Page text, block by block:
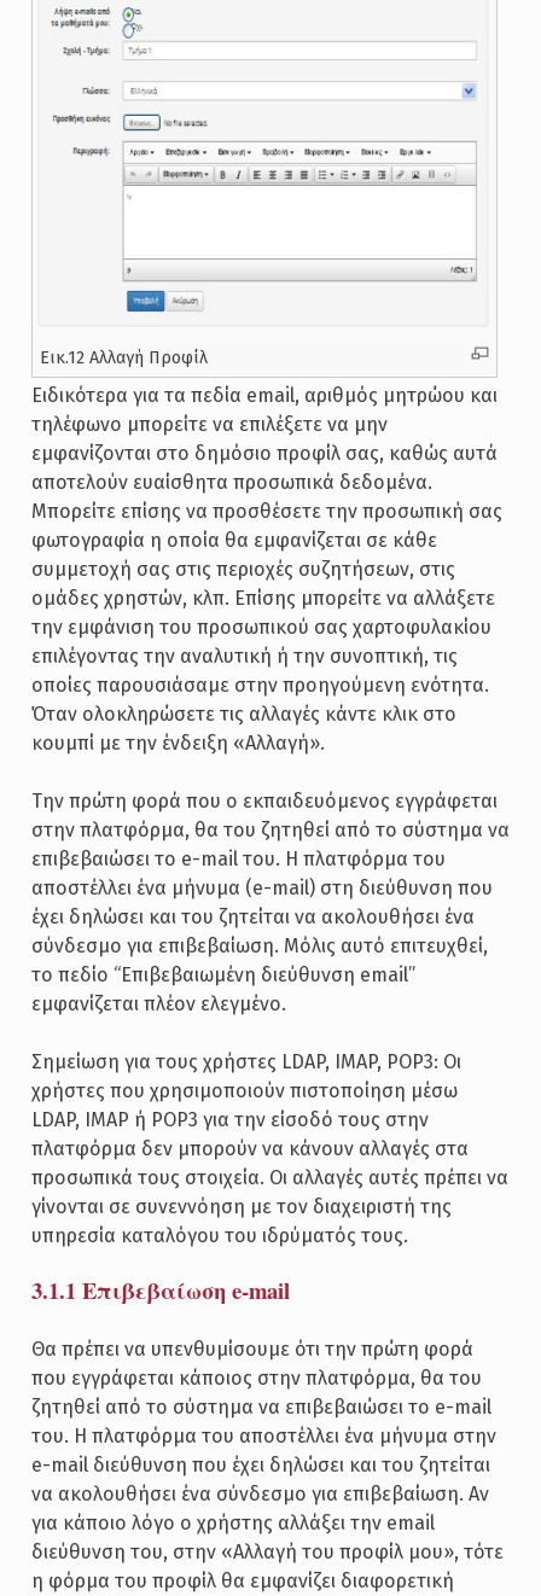
Εικ.12 Αλλαγή Προφίλ
Ειδικότερα για τα πεδία email, αριθμός μητρώου και
τηλέφωνο μπορείτε να επιλέξετε να μην
εμφανίζονται στο δημόσιο προφίλ σας, καθώς αυτά
αποτελούν ευαίσθητα προσωπικά δεδομένα.
Μπορείτε επίσης να προσθέσετε την προσωπική σας
φωτογραφία η οποία θα εμφανίζεται σε κάθε
συμμετοχή σας στις περιοχές συζητήσεων, στις
ομάδες χρηστών, κλπ. Επίσης μπορείτε να αλλάξετε
την εμφάνιση του προσωπικού σας χαρτοφυλακίου
επιλέγοντας την αναλυτική ή την συνοπτική, τις
οποίες παρουσιάσαμε στην προηγούμενη ενότητα.
Όταν ολοκληρώσετε τις αλλαγές κάντε κλικ στο
κουμπί με την ένδειξη «Αλλαγή».
Την πρώτη φορά που ο εκπαιδευόμενος εγγράφεται
στην πλατφόρμα, θα του ζητηθεί από το σύστημα να
επιβεβαιώσει το e-mail του. Η πλατφόρμα του
αποστέλλει ένα μήνυμα (e-mail) στη διεύθυνση που
έχει δηλώσει και του ζητείται να ακολουθήσει ένα
σύνδεσμο για επιβεβαίωση. Μόλις αυτό επιτευχθεί,
το πεδίο “Επιβεβαιωμένη διεύθυνση email”
εμφανίζεται πλέον ελεγμένο.
Σημείωση για τους χρήστες LDAP, IMAP, POP3: Οι
χρήστες που χρησιμοποιούν πιστοποίηση μέσω
LDAP, IMAP ή POP3 για την είσοδό τους στην
πλατφόρμα δεν μπορούν να κάνουν αλλαγές στα
προσωπικά τους στοιχεία. Οι αλλαγές αυτές πρέπει να
γίνονται σε συνεννόηση με τον διαχειριστή της
υπηρεσία καταλόγου του ιδρύματός τους.
3.1.1 Επιβεβαίωση e-mail
Θα πρέπει να υπενθυμίσουμε ότι την πρώτη φορά
που εγγράφεται κάποιος στην πλατφόρμα, θα του
ζητηθεί από το σύστημα να επιβεβαιώσει το e-mail
του. Η πλατφόρμα του αποστέλλει ένα μήνυμα στην
e-mail διεύθυνση που έχει δηλώσει και του ζητείται
να ακολουθήσει ένα σύνδεσμο για επιβεβαίωση. Αν
για κάποιο λόγο ο χρήστης αλλάξει την email
διεύθυνση του, στην «Αλλαγή του προφίλ μου», τότε
η φόρμα του προφίλ θα εμφανίζει διαφορετική